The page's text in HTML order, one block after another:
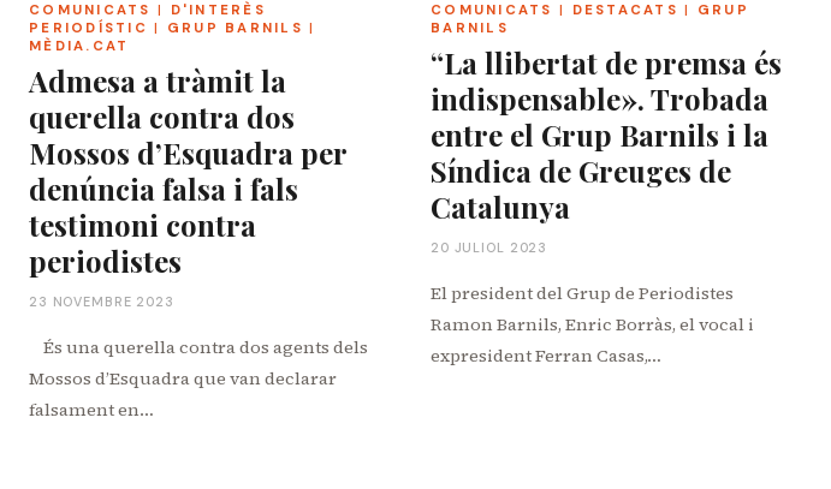
COMUNICATS | D'INTERÈS
PERIODÍSTIC | GRUP BARNILS |
MÈDIA.CAT
Admesa a tràmit la
querella contra dos
Mossos d’Esquadra per
denúncia falsa i fals
testimoni contra
periodistes
23 NOVEMBRE 2023
És una querella contra dos agents dels
Mossos d’Esquadra que van declarar
falsament en…
COMUNICATS | DESTACATS | GRUP
BARNILS
“La llibertat de premsa és
indispensable». Trobada
entre el Grup Barnils i la
Síndica de Greuges de
Catalunya
20 JULIOL 2023
El president del Grup de Periodistes
Ramon Barnils, Enric Borràs, el vocal i
expresident Ferran Casas,…